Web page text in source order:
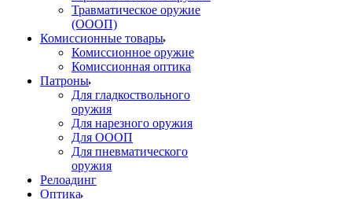
Травматическое оружие
(ОООП)
Комиссионные товары
Комиссионное оружие
Комиссионная оптика
Патроны
Для гладкоствольного
оружия
Для нарезного оружия
Для ОООП
Для пневматического
оружия
Релоадинг
Оптика